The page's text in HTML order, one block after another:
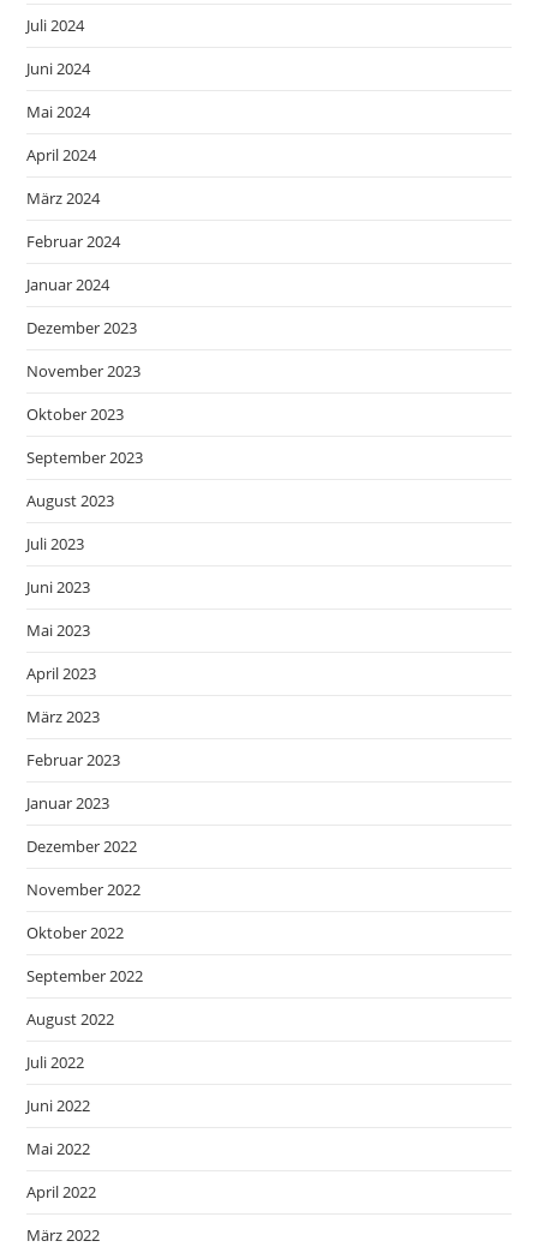
Juli 2024
Juni 2024
Mai 2024
April 2024
März 2024
Februar 2024
Januar 2024
Dezember 2023
November 2023
Oktober 2023
September 2023
August 2023
Juli 2023
Juni 2023
Mai 2023
April 2023
März 2023
Februar 2023
Januar 2023
Dezember 2022
November 2022
Oktober 2022
September 2022
August 2022
Juli 2022
Juni 2022
Mai 2022
April 2022
März 2022